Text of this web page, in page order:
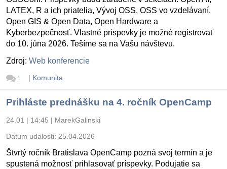
LATEX, R a ich priatelia, Vývoj OSS, OSS vo vzdelávaní,
Open GIS & Open Data, Open Hardware a
Kyberbezpečnosť. Vlastné príspevky je možné registrovať
do 10. júna 2026. Tešíme sa na Vašu návštevu.
Zdroj: Web konferencie
1 | Komunita
Prihláste prednášku na 4. ročník OpenCamp
24.01 | 14:45 | MarekGalinski
Dátum udalosti: 25.04.2026
Štvrtý ročník Bratislava OpenCamp pozná svoj termín a je
spustená možnosť prihlasovať príspevky. Podujatie sa